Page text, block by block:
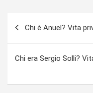
Chi è Anuel? Vita
Chi era Sergio Solli?